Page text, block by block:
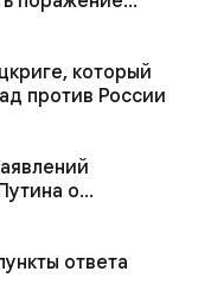
США
который
против России
о
Украине
ответа